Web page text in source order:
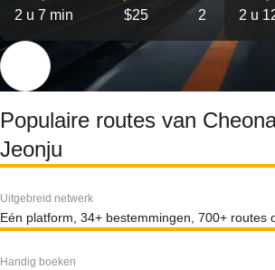
2 u 7 min $25 2 2 u
Populaire routes van
Jeonju
Uitgebreid netwerk
Eén platform, 34+ bestemmingen, 700+ routes
Handig boeken